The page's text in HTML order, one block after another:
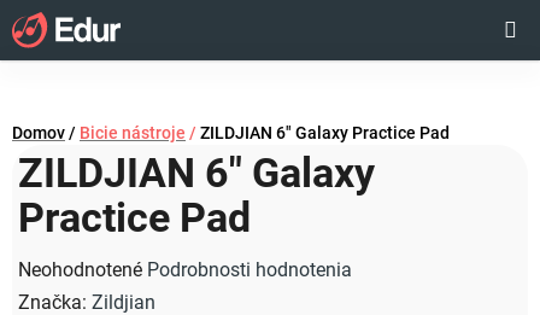
Prejsť
na
obsah
KOŠÍK
Domov/ Bicie nástroje / ZILDJIAN 6" Galaxy Practice Pad
ZILDJIAN 6" Galaxy
Practice Pad
Priemerné
hodnotenie
Neohodnotené Podrobnosti hodnotenia
Značka: Zildjian